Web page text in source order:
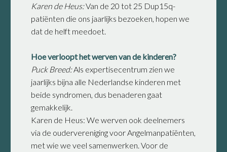
Karen de Heus:Van de 20 tot 25 Dup15q-
patiënten die ons jaarlijks bezoeken, hopen we
dat de helft meedoet.
Hoe verloopt het werven van de kinderen?
Puck Breed:Als expertisecentrum zien we
jaarlijks bijna alle Nederlandse kinderen met
beide syndromen, dus benaderen gaat
gemakkelijk.
Karen de Heus: We werven ook deelnemers
via de oudervereniging voor Angelmanpatiënten,
met wie we veel samenwerken. Voor de